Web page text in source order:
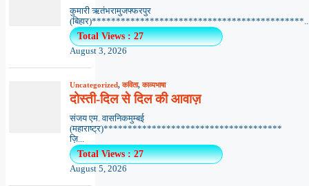
कुमारी ऋतंभरामुजफ्फरपुर
Total Views : 27
August 3, 2026
Uncategorized,कविता,काव्यभाषा
दोस्ती-दिल से दिल की आवाज़
संजय एम. वासनिकमुम्बई
(महाराष्ट्र)*************************************
ज़ि...
Total Views : 27
August 5, 2026